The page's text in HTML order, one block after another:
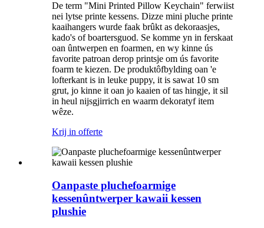
De term "Mini Printed Pillow Keychain" ferwiist
nei lytse printe kessens. Dizze mini pluche printe
kaaihangers wurde faak brûkt as dekoraasjes,
kado's of boartersguod. Se komme yn in ferskaat
oan ûntwerpen en foarmen, en wy kinne ús
favorite patroan derop printsje om ús favorite
foarm te kiezen. De produktôfbylding oan 'e
lofterkant is in leuke puppy, it is sawat 10 sm
grut, jo kinne it oan jo kaaien of tas hingje, it sil
in heul nijsgjirrich en waarm dekoratyf item
wêze.
Krij in offerte
Oanpaste pluchefoarmige
kessenûntwerper kawaii kessen
plushie